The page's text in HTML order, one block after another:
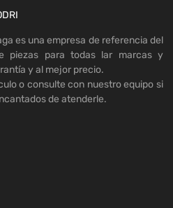
es una empresa de referencia del
piezas para todas lar marcas y
y al mejor precio.
o consulte con nuestro equipo si
de atenderle.